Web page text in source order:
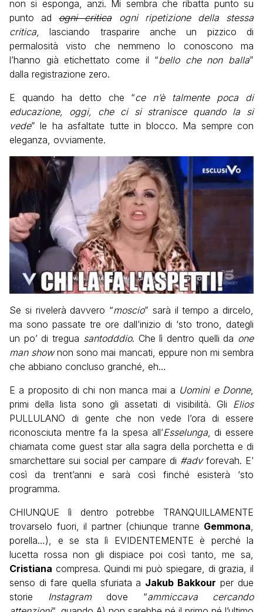
non si esponga, anzi. Mi sembra che ribatta punto su
punto adogni critica
ogni ripetizione della stessa
critica, lasciando trasparire anche un pizzico di
permalosità visto che nemmeno lo conoscono ma
l’hanno già etichettato come il “bello che non balla”
dalla registrazione zero.
E quando ha detto che “ce n’è talmente poca di
educazione, oggi, che ci si stranisce quando la si
vede” le ha asfaltate tutte in blocco. Ma sempre con
eleganza, ovviamente.
Se si rivelerà davvero “moscio” sarà il tempo a dircelo,
ma sono passate tre ore dall’inizio di ‘sto trono, dategli
un po’ di tregua santodddio. Che lì dentro quelli da one
man shownon sono mai mancati, eppure non mi sembra
che abbiano concluso granché, eh…
E a proposito di chi non manca mai a Uomini e Donne,
primi della lista sono gli assetati di visibilità. Gli Elios
PULLULANO di gente che non vede l’ora di essere
riconosciuta mentre fa la spesa all’Esselunga, di essere
chiamata come guest star alla sagra della porchetta e di
smarchettare sui social per campare di #advforevah. E’
così da trent’anni e sarà così finché esisterà ‘sto
programma.
CHIUNQUE lì dentro potrebbe TRANQUILLAMENTE
trovarselo fuori, il partner (chiunque tranne Gemmona,
porella…), e se sta lì EVIDENTEMENTE è perché la
lucetta rossa non gli dispiace poi così tanto, me sa,
Cristiana compresa. Quindi mi può spiegare, di grazia, il
senso di fare quella sfuriata a Jakub Bakkour per due
storie Instagramdove “ammiccava cercando